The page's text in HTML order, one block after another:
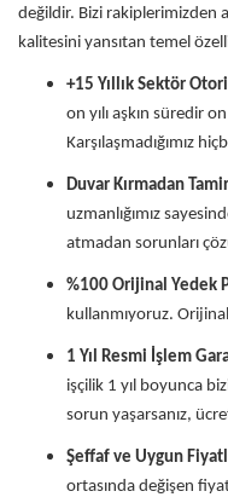
değildir. Bizi rakiplerimizden
kalitesini yansıtan temel
+15 Yıllık Sektör
on yılı aşkın süredir
Karşılaşmadığımız
Duvar Kırmadan
uzmanlığımız
atmadan sorunları
%100 Orijinal Yedek
kullanmıyoruz.
1 Yıl Resmi İşlem
işçilik 1 yıl boyunca
sorun yaşarsanız,
Şeffaf ve Uygun
ortasında değişen